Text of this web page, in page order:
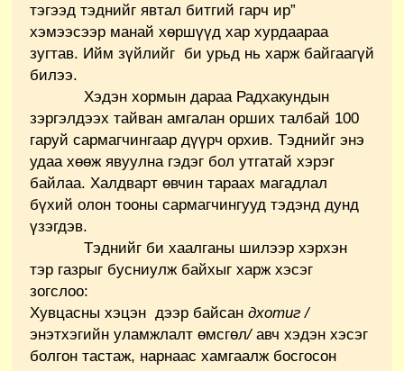
тэгээд тэднийг явтал битгий гарч ир”
хэмээсээр манай хөршүүд хар хурдаараа
зугтав. Ийм зүйлийг би урьд нь харж байгаагүй
билээ.
Хэдэн хормын дараа Радхакундын
зэргэлдээх тайван амгалан орших талбай 100
гаруй сармагчингаар дүүрч орхив. Тэднийг энэ
удаа хөөж явуулна гэдэг бол утгатай хэрэг
байлаа. Халдварт өвчин тараах магадлал
бүхий олон тооны сармагчингууд тэдэнд дунд
үзэгдэв.
Тэднийг би хаалганы шилээр хэрхэн
тэр газрыг бусниулж байхыг харж хэсэг
зогслоо:
Хувцасны хэцэн дээр байсан дхотиг /
энэтхэгийн уламжлалт өмсгөл/авч хэдэн хэсэг
болгон тастаж, нарнаас хамгаалж босгосон